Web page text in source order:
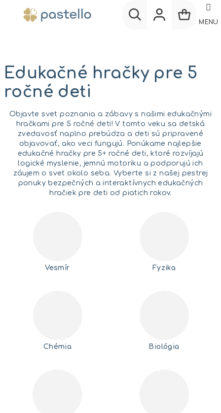
MENU
Edukačné hračky pre 5
ročné deti
Objavte svet poznania a zábavy s našimi edukačnými
hračkami pre 5 ročné deti! V tomto veku sa detská
zvedavosť naplno prebúdza a deti sú pripravené
objavovať, ako veci fungujú. Ponúkame najlepšie
edukačné hračky pre 5+ ročné deti, ktoré rozvíjajú
logické myslenie, jemnú motoriku a podporujú ich
záujem o svet okolo seba. Vyberte si z našej pestrej
ponuky bezpečných a interaktívnych edukačných
hračiek pre deti od piatich rokov.
Vesmír Fyzika
Chémia Biológia